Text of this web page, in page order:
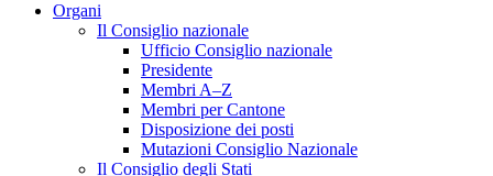
Organi
Il Consiglio nazionale
Ufficio Consiglio nazionale
Presidente
Membri A–Z
Membri per Cantone
Disposizione dei posti
Mutazioni Consiglio Nazionale
Il Consiglio degli Stati